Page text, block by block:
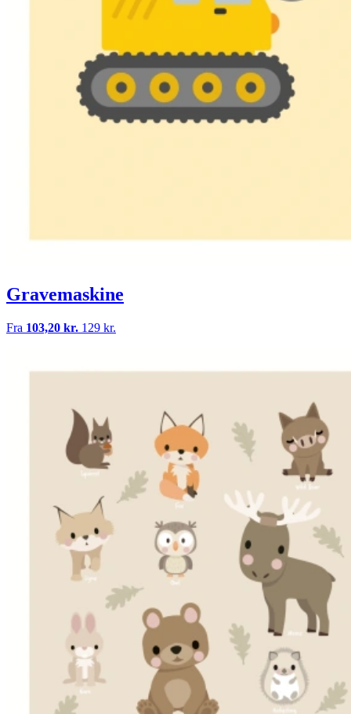
Gravemaskine
Fra 103,20 kr. 129 kr.